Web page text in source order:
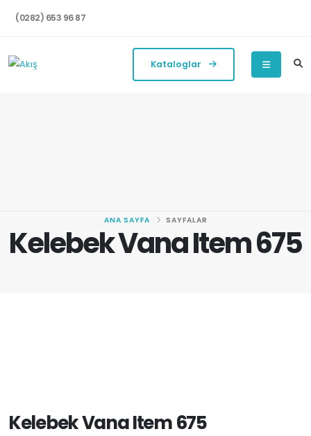
(0282) 653 96 87
Kataloglar
Kelebek Vana Item 675
ANA SAYFA SAYFALAR
Kelebek Vana Item 675